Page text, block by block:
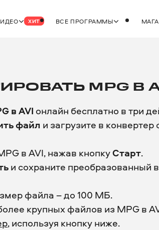
ХИТ ВСЕ ПРОГРАММЫ
MPG В
в AVI онлайн бесплатно в три
файл и загрузите в конвертер
в AVI, нажав кнопкуСтарт.
и сохраните преобразованный
файла – до 100 МБ.
крупных файлов из MPG в
, используя кнопку ниже.